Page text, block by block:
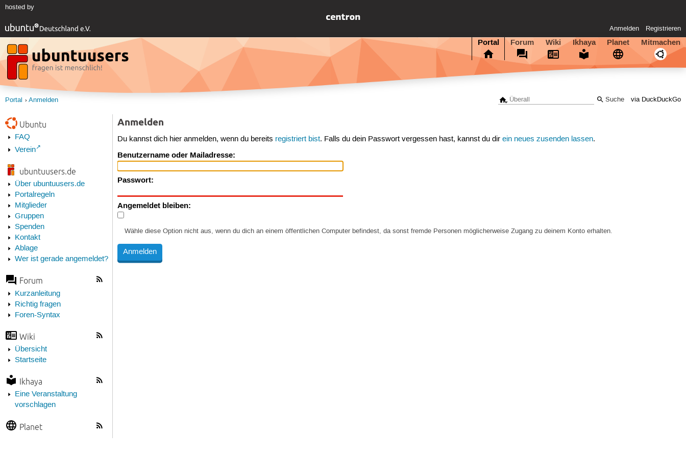
hosted by
Anmelden Registrieren
Portal Forum Wiki Ikhaya Planet Mitmachen
via DuckDuckGo
Portal Anmelden
Ubuntu
FAQ
Verein
ubuntuusers.de
Über ubuntuusers.de
Portalregeln
Mitglieder
Gruppen
Spenden
Kontakt
Ablage
Wer ist gerade angemeldet?
Forum
Kurzanleitung
Richtig fragen
Foren-Syntax
Wiki
Übersicht
Startseite
Ikhaya
Eine Veranstaltung
vorschlagen
Planet
Anmelden
Du kannst dich hier anmelden, wenn du bereits registriert bist. Falls du dein Passwort vergessen hast, kannst du direin neues zusenden lassen.
Benutzername oder Mailadresse:
Passwort:
Angemeldet bleiben:
Wähle diese Option nicht aus, wenn du dich an einem öffentlichen Computer befindest, da sonst fremde Personen möglicherweise Zugang zu deinem Konto erhalten.